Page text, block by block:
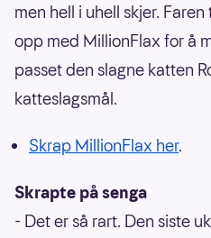
men hell i uhell skjer.
opp med MillionFlax for å
passet den slagne katten
katteslagsmål.
Skrap MillionFlax her.
Skrapte på senga
- Det er så rart. Den siste